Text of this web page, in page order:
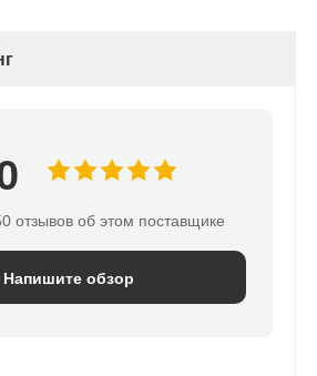
фильтров воды
мембраны ro
FRP
отзывов об этом поставщике
Напишите обзор